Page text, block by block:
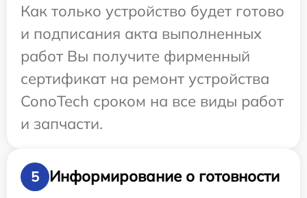
Как только устройство будет готово
и подписания акта выполненных
работ Вы получите фирменный
сертификат на ремонт устройства
ConoTech сроком на все виды работ
и запчасти.
5
Информирование о готовности